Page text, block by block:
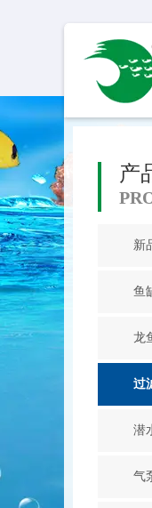
产
新
鱼
龙
过
潜
气